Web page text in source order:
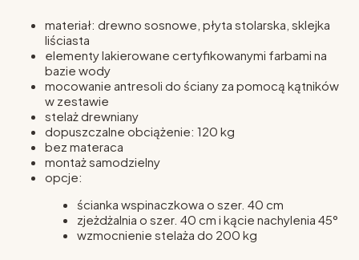
materiał: drewno sosnowe, płyta stolarska, sklejka
liściasta
elementy lakierowane certyfikowanymi farbami na
bazie wody
mocowanie antresoli do ściany za pomocą kątników
w zestawie
stelaż drewniany
dopuszczalne obciążenie: 120 kg
bez materaca
montaż samodzielny
opcje:
ścianka wspinaczkowa o szer. 40 cm
zjeżdżalnia o szer. 40 cm i kącie nachylenia 45°
wzmocnienie stelaża do 200 kg